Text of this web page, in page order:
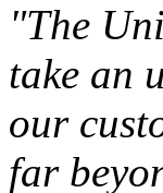
"The
take an
our
far